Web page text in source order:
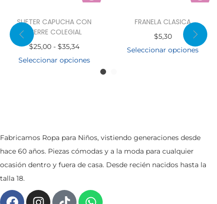
SUETER CAPUCHA CON
CIERRE COLEGIAL
$25,00 - $35,34
Seleccionar opciones
FRANELA CLASICA
$5,30
Seleccionar opciones
Fabricamos Ropa para Niños, vistiendo generaciones desde
hace 60 años. Piezas cómodas y a la moda para cualquier
ocasión dentro y fuera de casa. Desde recién nacidos hasta la
talla 18.